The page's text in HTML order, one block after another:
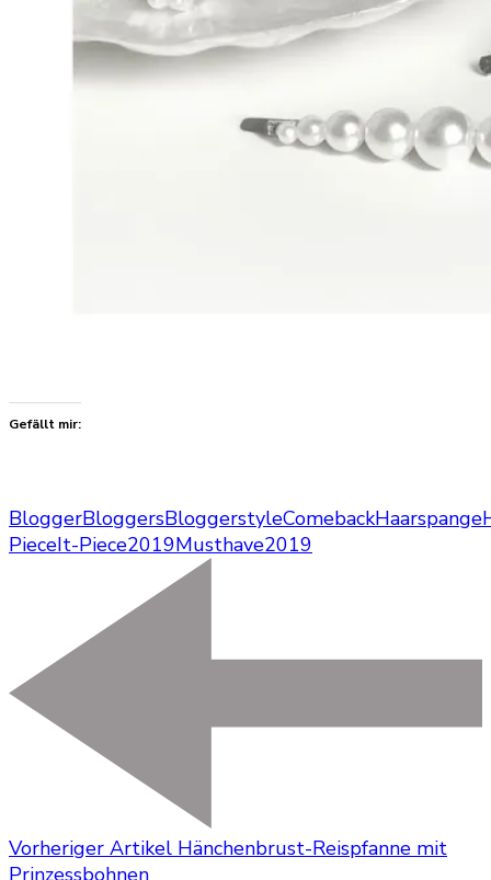
Gefällt mir:
BloggerBloggersBloggerstyleComebackHaarspange
PieceIt-Piece2019Musthave2019
Vorheriger Artikel Hänchenbrust-Reispfanne mit